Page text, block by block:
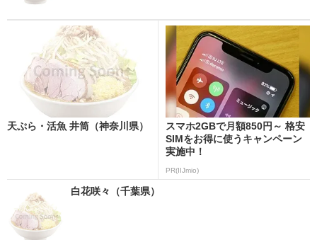
天ぷら・活魚 井筒（神奈川県）
スマホ2GBで月額850円～ 格安
SIMをお得に使うキャンペーン
実施中！
PR(IIJmio)
白花咲々（千葉県）